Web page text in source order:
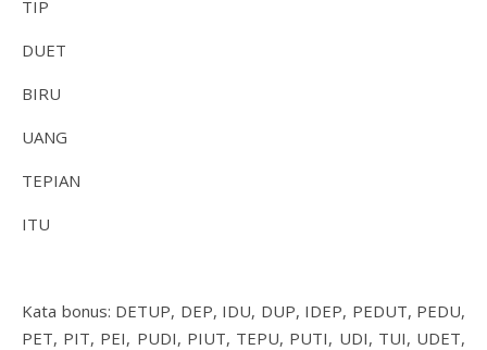
TIP
DUET
BIRU
UANG
TEPIAN
ITU
Kata bonus: DETUP, DEP, IDU, DUP, IDEP, PEDUT, PEDU,
PET, PIT, PEI, PUDI, PIUT, TEPU, PUTI, UDI, TUI, UDET,